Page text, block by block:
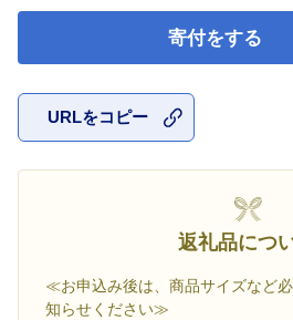
寄付をする
URLをコピー
返礼品につ
≪お申込み後は、商品サイズなど
知らせください≫